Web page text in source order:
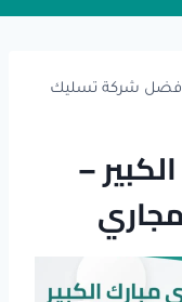
افضل شركة تسليك
–